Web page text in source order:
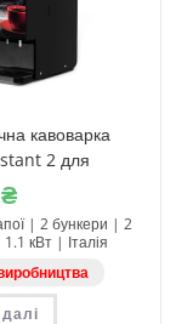
кавоварка
2 для
₴
| 2 бункери | 2
кВт | Італія